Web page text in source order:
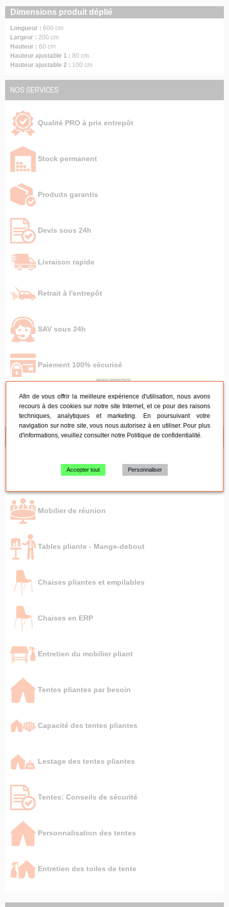
Dimensions produit déplié
Longueur : 600 cm
Largeur : 200 cm
Hauteur : 60 cm
Hauteur ajustable 1 : 80 cm
Hauteur ajustable 2 : 100 cm
NOS SERVICES
Qualité PRO à prix entrepôt
Stock permanent
Produits garantis
Devis sous 24h
Livraison rapide
Retrait à l'entrepôt
SAV sous 24h
Paiement 100% sécurisé
NOS CONSEILS
Mobilier de réception
Mobilier de réunion
Tables pliante - Mange-debout
Chaises pliantes et empilables
Chaises en ERP
Entretien du mobilier pliant
Tentes pliantes par besoin
Capacité des tentes pliantes
Lestage des tentes pliantes
Tentes: Conseils de sécurité
Personnalisation des tentes
Entretien des toiles de tente
Afin de vous offrir la meilleure expérience d'utilisation, nous avons
recours à des cookies sur notre site Internet, et ce pour des raisons
techniques, analytiques et marketing. En poursuivant votre
navigation sur notre site, vous nous autorisez à en utiliser. Pour plus
d'informations, veuillez consulter notre Politique de confidentialité.
Accepter tout Personnaliser